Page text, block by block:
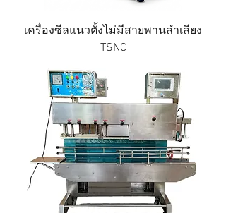
เครื่องซีลแนวตั้งไม่มีสายพานลำเลียง
TSNC